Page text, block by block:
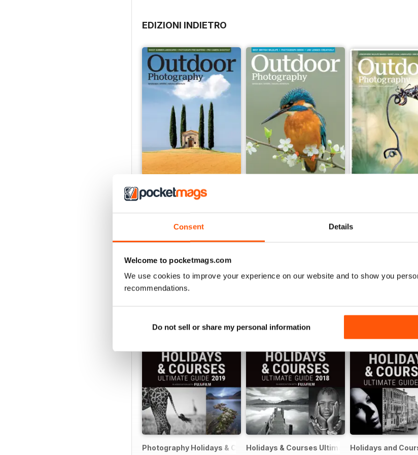
Consent Details
Welcome to pocketmags.com
We use cookies to improve your experience on our website and to show you
recommendations.
Do not sell or share my personal information
EDIZIONI INDIETRO
Issue 331
€5,99
Vista|Al carrello
Vista|Al carrello
Vista|Al carrello
SPECIAL EDITIONS
Photography Holidays & Courses Ultimate Guide 2019
Holidays & Courses Ultimate Guide 2018
Holidays and